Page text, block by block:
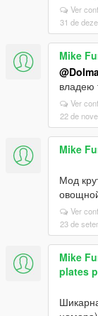
Ver
31 de
Mike
владею
Ver
22 de
Mike
Мод
Ver
23 de
Mike
plates